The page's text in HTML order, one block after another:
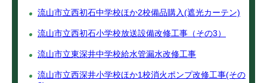
流山市立西初石中学校ほか2校備品購入(遮光カーテン)
流山市立西初石小学校放送設備改修工事（その3）
流山市立東深井中学校給水管漏水改修工事
流山市立西深井小学校ほか1校消火ポンプ改修工事(その